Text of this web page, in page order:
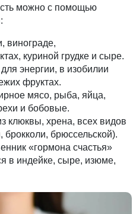
можно с помощью
винограде,
куриной грудке и сыре.
энергии, в изобилии
фруктах.
мясо, рыба, яйца,
и бобовые.
клюквы, хрена, всех видов
брокколи, брюссельской).
«гормона счастья»
в индейке, сыре, изюме,